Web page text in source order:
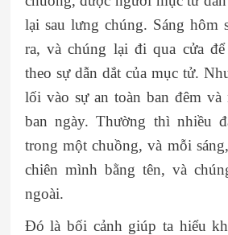
lại sau lưng chúng. Sáng hôm
ra, và chúng lại đi qua cửa
theo sự dẫn dắt của mục tử.
lối vào sự an toàn ban đêm và
ban ngày. Thường thì nhiều
trong một chuồng, và mỗi
chiên mình bằng tên, và
ngoài.
Đó là bối cảnh giúp ta hiểu